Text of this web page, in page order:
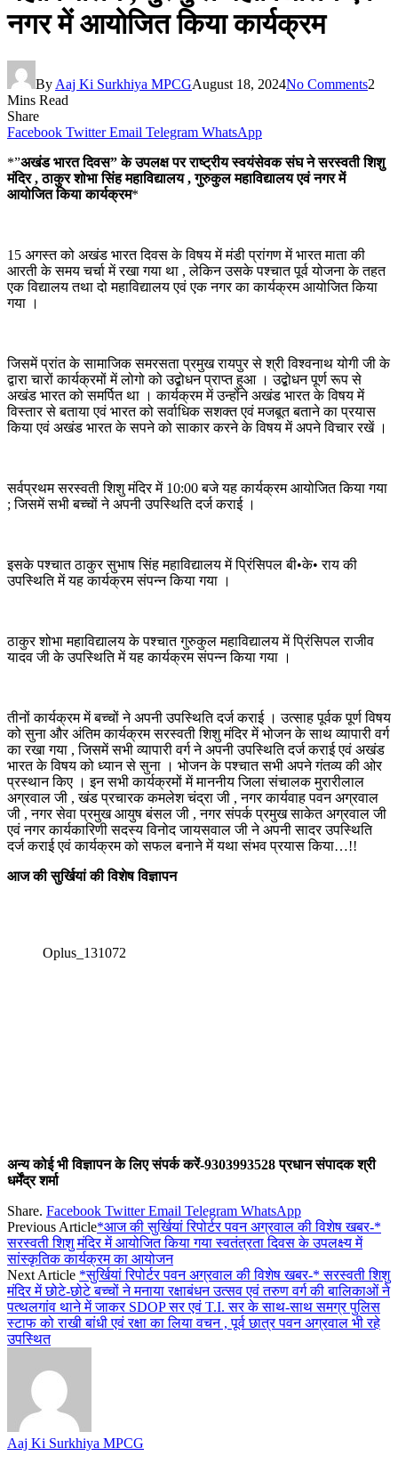
नगर में आयोजित किया कार्यक्रम
By Aaj Ki Surkhiya MPCGAugust 18, 2024No Comments2
Mins Read
Share
Facebook Twitter Email Telegram WhatsApp
*”अखंड भारत दिवस” के उपलक्ष पर राष्ट्रीय स्वयंसेवक संघ ने सरस्वती शिशु
मंदिर , ठाकुर शोभा सिंह महाविद्यालय , गुरुकुल महाविद्यालय एवं नगर में
आयोजित किया कार्यक्रम*
15 अगस्त को अखंड भारत दिवस के विषय में मंडी प्रांगण में भारत माता की
आरती के समय चर्चा में रखा गया था , लेकिन उसके पश्चात पूर्व योजना के तहत
एक विद्यालय तथा दो महाविद्यालय एवं एक नगर का कार्यक्रम आयोजित किया
गया ।
जिसमें प्रांत के सामाजिक समरसता प्रमुख रायपुर से श्री विश्वनाथ योगी जी के
द्वारा चारों कार्यक्रमों में लोगो को उद्बोधन प्राप्त हुआ । उद्बोधन पूर्ण रूप से
अखंड भारत को समर्पित था । कार्यक्रम में उन्होंने अखंड भारत के विषय में
विस्तार से बताया एवं भारत को सर्वाधिक सशक्त एवं मजबूत बताने का प्रयास
किया एवं अखंड भारत के सपने को साकार करने के विषय में अपने विचार रखें ।
सर्वप्रथम सरस्वती शिशु मंदिर में 10:00 बजे यह कार्यक्रम आयोजित किया गया
; जिसमें सभी बच्चों ने अपनी उपस्थिति दर्ज कराई ।
इसके पश्चात ठाकुर सुभाष सिंह महाविद्यालय में प्रिंसिपल बी•के• राय की
उपस्थिति में यह कार्यक्रम संपन्न किया गया ।
ठाकुर शोभा महाविद्यालय के पश्चात गुरुकुल महाविद्यालय में प्रिंसिपल राजीव
यादव जी के उपस्थिति में यह कार्यक्रम संपन्न किया गया ।
तीनों कार्यक्रम में बच्चों ने अपनी उपस्थिति दर्ज कराई । उत्साह पूर्वक पूर्ण विषय
को सुना और अंतिम कार्यक्रम सरस्वती शिशु मंदिर में भोजन के साथ व्यापारी वर्ग
का रखा गया , जिसमें सभी व्यापारी वर्ग ने अपनी उपस्थिति दर्ज कराई एवं अखंड
भारत के विषय को ध्यान से सुना । भोजन के पश्चात सभी अपने गंतव्य की ओर
प्रस्थान किए । इन सभी कार्यक्रमों में माननीय जिला संचालक मुरारीलाल
अग्रवाल जी , खंड प्रचारक कमलेश चंद्रा जी , नगर कार्यवाह पवन अग्रवाल
जी , नगर सेवा प्रमुख आयुष बंसल जी , नगर संपर्क प्रमुख साकेत अग्रवाल जी
एवं नगर कार्यकारिणी सदस्य विनोद जायसवाल जी ने अपनी सादर उपस्थिति
दर्ज कराई एवं कार्यक्रम को सफल बनाने में यथा संभव प्रयास किया…!!
आज की सुर्खियां की विशेष विज्ञापन
Oplus_131072
अन्य कोई भी विज्ञापन के लिए संपर्क करें-9303993528 प्रधान संपादक श्री
धर्मेंद्र शर्मा
Share. Facebook Twitter Email Telegram WhatsApp
Previous Article*आज की सुर्खियां रिपोर्टर पवन अग्रवाल की विशेष खबर-*
सरस्वती शिशु मंदिर में आयोजित किया गया स्वतंत्रता दिवस के उपलक्ष्य में
सांस्कृतिक कार्यक्रम का आयोजन
Next Article *सुर्खियां रिपोर्टर पवन अग्रवाल की विशेष खबर-* सरस्वती शिशु
मंदिर में छोटे-छोटे बच्चों ने मनाया रक्षाबंधन उत्सव एवं तरुण वर्ग की बालिकाओं ने
पत्थलगांव थाने में जाकर SDOP सर एवं T.I. सर के साथ-साथ समग्र पुलिस
स्टाफ को राखी बांधी एवं रक्षा का लिया वचन , पूर्व छात्र पवन अग्रवाल भी रहे
उपस्थित
Aaj Ki Surkhiya MPCG